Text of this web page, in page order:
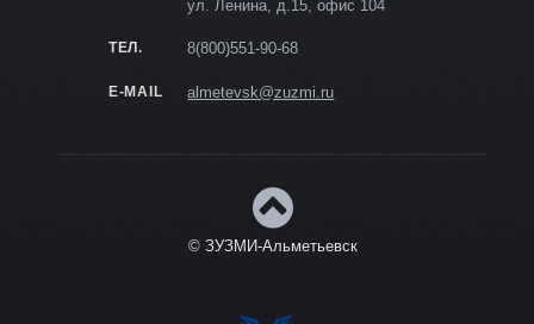
ул. Ленина, д.15, офис 104
ТЕЛ. 8(800)551-90-68
E-MAIL almetevsk@zuzmi.ru
© ЗУЗМИ-Альметьевск